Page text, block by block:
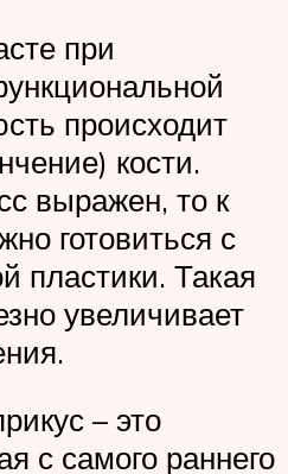
при
происходит
кости.
выражен, то к
готовиться с
пластики. Такая
увеличивает
– это
с самого раннего